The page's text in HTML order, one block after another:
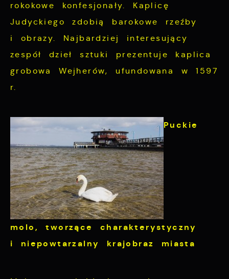
rokokowe konfesjonały. Kaplicę
Judyckiego zdobią barokowe rzeźby
i obrazy. Najbardziej interesujący
zespół dzieł sztuki prezentuje kaplica
grobowa Wejherów, ufundowana w 1597
r.
Puckie
molo,tworzące charakterystyczny
i niepowtarzalny krajobraz miasta